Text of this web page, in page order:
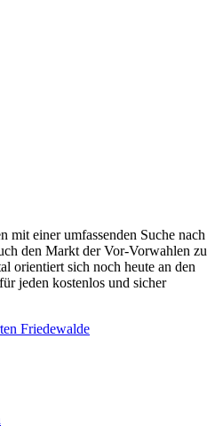
mit einer umfassenden Suche nach
den Markt der Vor-Vorwahlen zu
orientiert sich noch heute an den
jeden kostenlos und sicher
Friedewalde